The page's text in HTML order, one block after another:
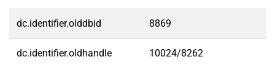
dc.identifier.olddbid 8869
dc.identifier.oldhandle 10024/8262